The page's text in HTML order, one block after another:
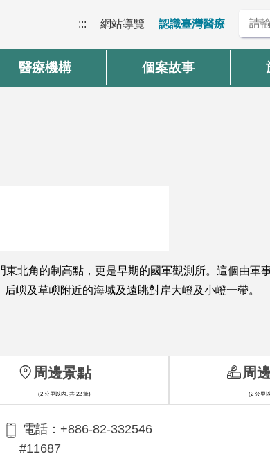
::: 網站導覽 認識臺灣醫療
醫療機構 個案故事
北角的制高點，更是早期的國軍觀測所。這個由軍
嶼及草嶼附近的海域及遠眺對岸大嶝及小嶝一帶。
電話：+886-82-332546
#11687
周邊景點
(2 公里以內, 共 22 筆)
周
(2 公里